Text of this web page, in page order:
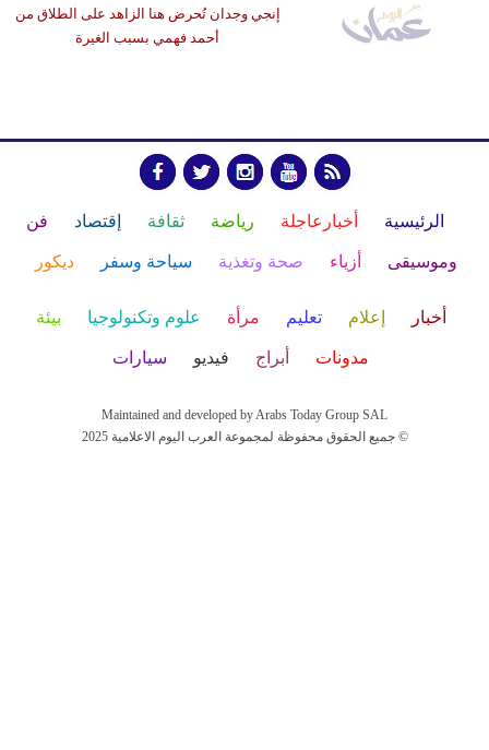
إنجي وجدان تُحرض هنا الزاهد على الطلاق من
أحمد فهمي بسبب الغيرة
الرئيسية أخبارعاجلة رياضة ثقافة إقتصاد فن
وموسيقى أزياء صحة وتغذية سياحة وسفر ديكور
أخبار إعلام تعليم مرأة علوم وتكنولوجيا بيئة
مدونات أبراج فيديو سيارات
Maintained and developed by Arabs Today Group SAL
جميع الحقوق محفوظة لمجموعة العرب اليوم الاعلامية 2025 ©